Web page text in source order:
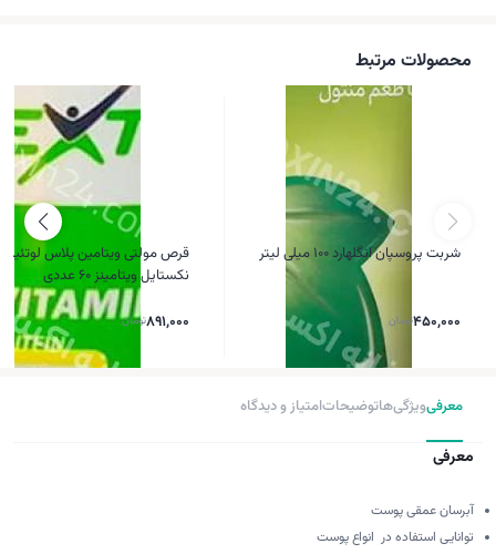
محصولات مرتبط
شربت پروسپان انگلهارد ۱۰۰ میلی لیتر
450,000تومان
قرص مولتی ویتامین پلاس لوتئین
نکستایل ویتامینز 60 عددی
891,000تومان
معرفیویژگی‌هاتوضیحاتامتیاز و دیدگاه
معرفی
آبرسان عمقی پوست
توانایی استفاده در انواع پوست